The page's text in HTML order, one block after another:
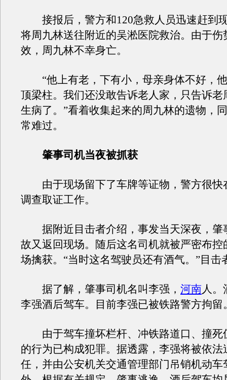
接报后，警方和120急救人员迅速赶到
将周九林送往附近的吴淞医院救治。由于伤
效，周九林不幸身亡。
“他上有老，下有小，母亲身体不好，
顶梁柱。我们还没敢告诉老人家，只告诉老
生病了。”看着收集起来的周九林的遗物，
常难过。
肇事司机当夜被抓获
由于现场留下了车牌等证物，警方很快
调查取证工作。
据附近目击者介绍，事发当天深夜，肇
故又返回现场。随后这名司机就被严密布控
场擒获。“当时这名驾驶员还有酒气。”目击
据了解，肇事司机名叫李强， 河南人。
李强酒后驾车。目前李强已被铁路警方拘留
由于驾车撞坏栏杆、冲铁路道口、撞死
的行为已构成犯罪。据透露，李强将被依法
任，并由公安机关交通管理部门吊销机动车